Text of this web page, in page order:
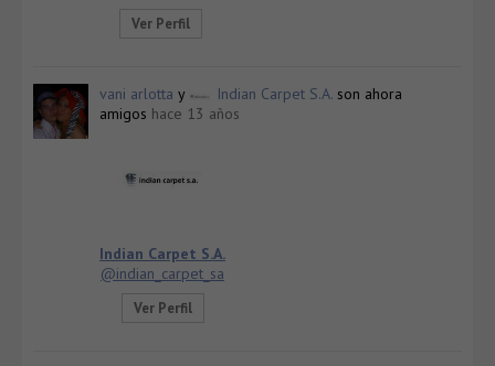
Ver Perfil
vani arlotta y Indian Carpet S.A. son ahora
amigos hace 13 años
Indian Carpet S.A.
@indian_carpet_sa
Ver Perfil